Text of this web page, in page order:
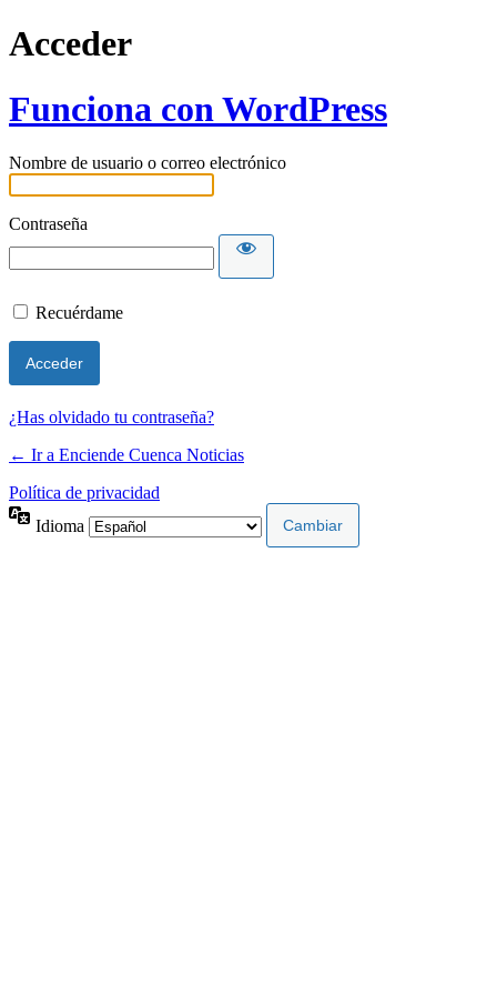
Acceder
Funciona con WordPress
Nombre de usuario o correo electrónico
Contraseña
Recuérdame
¿Has olvidado tu contraseña?
← Ir a Enciende Cuenca Noticias
Política de privacidad
Idioma